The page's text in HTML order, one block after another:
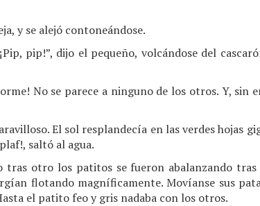
y se alejó contoneándose.
pip!”, dijo el pequeño, volcándose del
No se parece a ninguno de los otros. Y, sin
El sol resplandecía en las verdes hojas
saltó al agua.
tras otro los patitos se fueron abalanzando tras
flotando magníficamente. Movíanse sus
el patito feo y gris nadaba con los otros.